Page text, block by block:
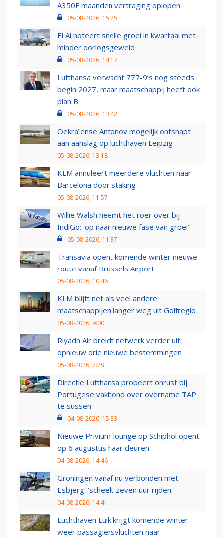
A350F maanden vertraging oplopen
05-08-2026, 15:25
El Al noteert snelle groei in kwartaal met
minder oorlogsgeweld
05-08-2026, 14:17
Lufthansa verwacht 777-9’s nog steeds
begin 2027, maar maatschappij heeft ook
plan B
05-08-2026, 13:42
Oekraïense Antonov mogelijk ontsnapt
aan aanslag op luchthaven Leipzig
05-08-2026, 13:18
KLM annuleert meerdere vluchten naar
Barcelona door staking
05-08-2026, 11:57
Willie Walsh neemt het roer over bij
IndiGo: 'op naar nieuwe fase van groei'
05-08-2026, 11:37
Transavia opent komende winter nieuwe
route vanaf Brussels Airport
05-08-2026, 10:46
KLM blijft net als veel andere
maatschappijen langer weg uit Golfregio
05-08-2026, 9:00
Riyadh Air breidt netwerk verder uit:
opnieuw drie nieuwe bestemmingen
05-08-2026, 7:29
Directie Lufthansa probeert onrust bij
Portugese vakbond over overname TAP
te sussen
04-08-2026, 15:33
Nieuwe Privium-lounge op Schiphol opent
op 6 augustus haar deuren
04-08-2026, 14:46
Groningen vanaf nu verbonden met
Esbjerg: 'scheelt zeven uur rijden'
04-08-2026, 14:41
Luchthaven Luik krijgt komende winter
weer passagiersvluchten naar